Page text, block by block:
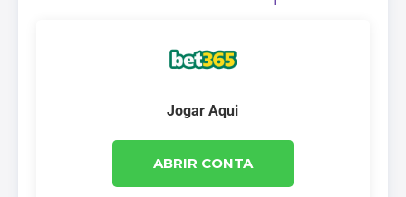
Jogar Aqui
ABRIR CONTA